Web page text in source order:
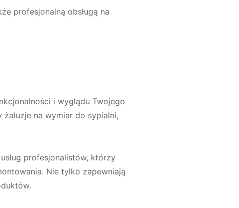
profesjonalną obsługą na
i wyglądu Twojego
na wymiar do sypialni,
profesjonalistów, którzy
Nie tylko zapewniają